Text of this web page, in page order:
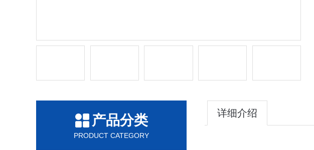
产品分类
PRODUCT CATEGORY
详细介绍